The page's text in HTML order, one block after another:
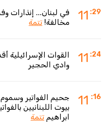
11 :29
في لبنان...
مخالفة! تتمة
11 :24
القوات الإسرائيلية
وادي الحجير
11 :16
جحيم الفواتير
بيوت اللبنانيين
ابراهيم تتمة